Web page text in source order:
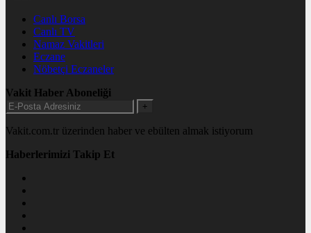
Canlı Borsa
Canlı TV
Namaz Vakitleri
Eczane
Nöbetçi Eczaneler
Vakit Haber Aboneliği
+
Vakit.com.tr üzerinden haber ve ebülten almak istiyorum
Haberlerimizi Takip Et